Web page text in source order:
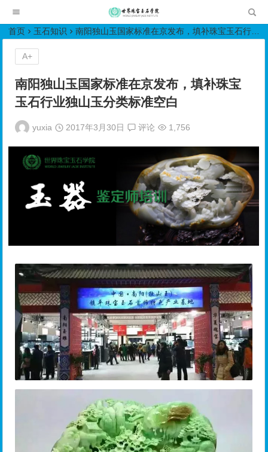
首页 玉石知识 南阳独山玉国家标准在京发布，填补珠宝玉石行业独山玉分类标准空白
南阳独山玉国家标准在京发布，填补珠宝
玉石行业独山玉分类标准空白
yuxia 2017年3月30日 评论 1,756
A+